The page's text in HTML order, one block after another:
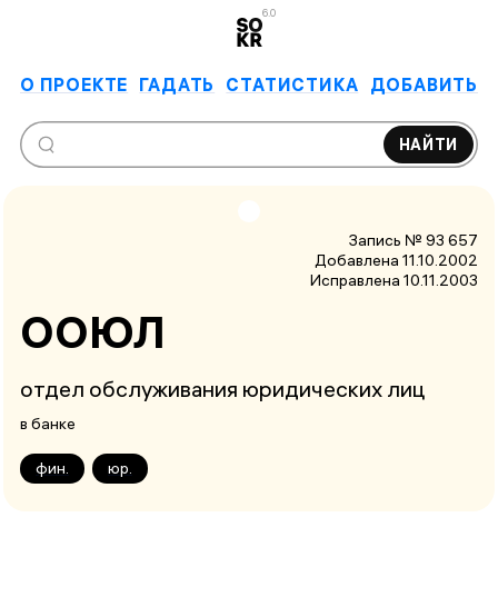
6.0
О ПРОЕКТЕ ГАДАТЬ СТАТИСТИКА ДОБАВИТЬ
НАЙТИ
Запись № 93 657
Добавлена 11.10.2002
Исправлена 10.11.2003
ООЮЛ
отдел обслуживания юридических лиц
в банке
фин. юр.